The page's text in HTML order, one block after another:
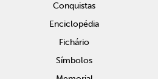
Conquistas
Enciclopédia
Fichário
Símbolos